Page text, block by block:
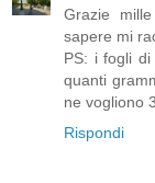
Grazie
sapere mi
PS: i fogli
quanti
ne vogliono
Rispondi